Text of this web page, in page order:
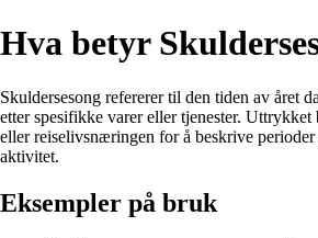
Hva betyr
Skuldersesong refererer til den tiden av året
etter spesifikke varer eller tjenester. Uttrykket
eller reiselivsnæringen for å beskrive
aktivitet.
Eksempler på bruk